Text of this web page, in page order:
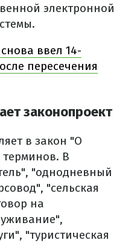
электронной
ввел 14-
пересечения
законопроект
в закон "О
терминов. В
"однодневный
"сельская
на
"туристическая